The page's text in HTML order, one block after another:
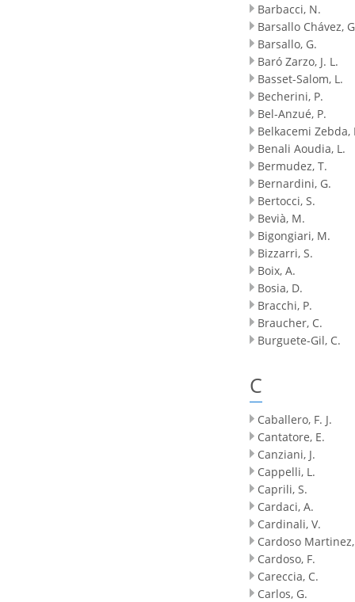
Barbacci, N.
Barsallo Chávez,
Barsallo, G.
Baró Zarzo, J. L.
Basset-Salom, L.
Becherini, P.
Bel-Anzué, P.
Belkacemi Zebda,
Benali Aoudia, L.
Bermudez, T.
Bernardini, G.
Bertocci, S.
Bevià, M.
Bigongiari, M.
Bizzarri, S.
Boix, A.
Bosia, D.
Bracchi, P.
Braucher, C.
Burguete-Gil, C.
C
Caballero, F. J.
Cantatore, E.
Canziani, J.
Cappelli, L.
Caprili, S.
Cardaci, A.
Cardinali, V.
Cardoso Martinez,
Cardoso, F.
Careccia, C.
Carlos, G.